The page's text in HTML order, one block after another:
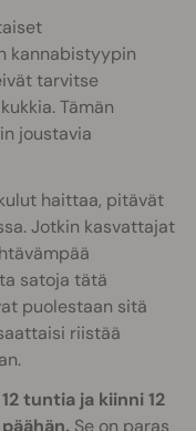
kannabistyypin
tarvitse
Tämän
joustavia
haittaa, pitävät
Jotkin kasvattajat
satoja tätä
puolestaan sitä
riistää
tuntia ja kiinni 12
Se on paras